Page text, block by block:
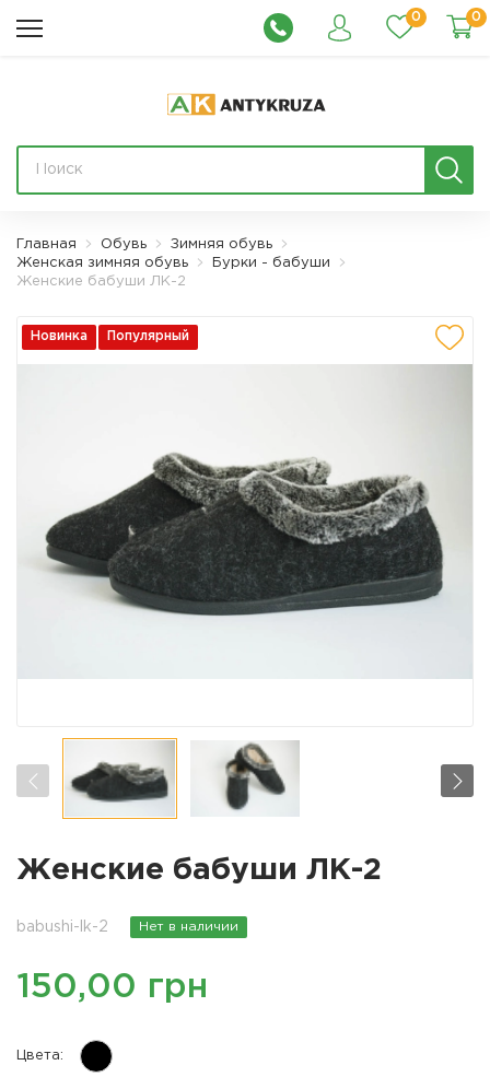
0 0
Главная Обувь
Зимняя обувь
Женская зимняя обувь
Бурки - бабуши
Женские бабуши ЛК-2
Новинка Популярный
Женские бабуши ЛК-2
babushi-lk-2 Нет в наличии
150,00 грн
Цвета: